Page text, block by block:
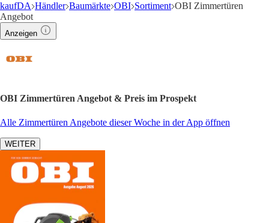
kaufDA Händler Baumärkte OBI Sortiment OBI Zimmertüren
Angebot
Anzeigen
OBI Zimmertüren Angebot & Preis im Prospekt
Alle Zimmertüren Angebote dieser Woche in der App öffnen
WEITER